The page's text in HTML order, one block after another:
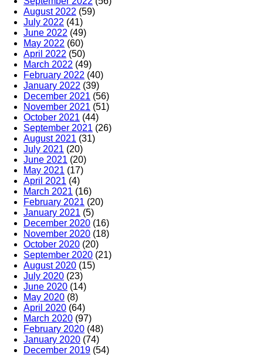
August 2022 (59)
July 2022 (41)
June 2022 (49)
May 2022 (60)
April 2022 (50)
March 2022 (49)
February 2022 (40)
January 2022 (39)
December 2021 (56)
November 2021 (51)
October 2021 (44)
September 2021 (26)
August 2021 (31)
July 2021 (20)
June 2021 (20)
May 2021 (17)
April 2021 (4)
March 2021 (16)
February 2021 (20)
January 2021 (5)
December 2020 (16)
November 2020 (18)
October 2020 (20)
September 2020 (21)
August 2020 (15)
July 2020 (23)
June 2020 (14)
May 2020 (8)
April 2020 (64)
March 2020 (97)
February 2020 (48)
January 2020 (74)
December 2019 (54)